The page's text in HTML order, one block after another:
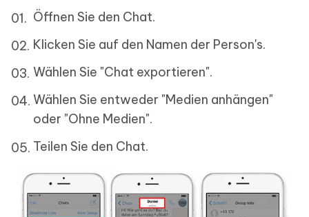
Öffnen Sie den Chat.
Klicken Sie auf den Namen der Person's.
Wählen Sie "Chat exportieren".
Wählen Sie entweder "Medien anhängen"
oder "Ohne Medien".
Teilen Sie den Chat.